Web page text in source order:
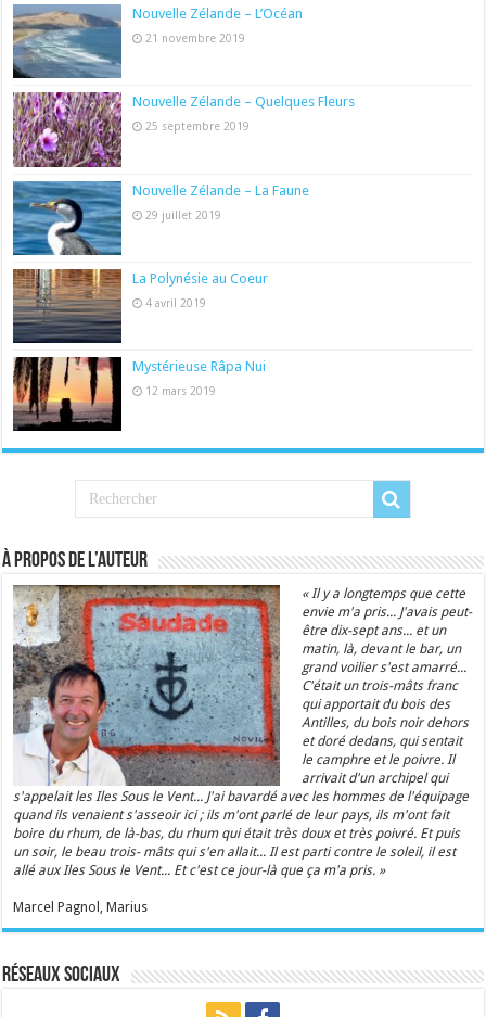
Nouvelle Zélande – L’Océan
21 novembre 2019
Nouvelle Zélande – Quelques Fleurs
25 septembre 2019
Nouvelle Zélande – La Faune
29 juillet 2019
La Polynésie au Coeur
4 avril 2019
Mystérieuse Râpa Nui
12 mars 2019
À propos de l’auteur
« Il y a longtemps que cette
envie m'a pris... J'avais peut-
être dix-sept ans... et un
matin, là, devant le bar, un
grand voilier s'est amarré...
C'était un trois-mâts franc
qui apportait du bois des
Antilles, du bois noir dehors
et doré dedans, qui sentait
le camphre et le poivre. Il
arrivait d'un archipel qui
s'appelait les Iles Sous le Vent... J'ai bavardé avec les hommes de l'équipage
quand ils venaient s'asseoir ici ; ils m'ont parlé de leur pays, ils m'ont fait
boire du rhum, de là-bas, du rhum qui était très doux et très poivré. Et puis
un soir, le beau trois- mâts qui s'en allait... Il est parti contre le soleil, il est
allé aux Iles Sous le Vent... Et c'est ce jour-là que ça m'a pris. »
Marcel Pagnol, Marius
Réseaux sociaux